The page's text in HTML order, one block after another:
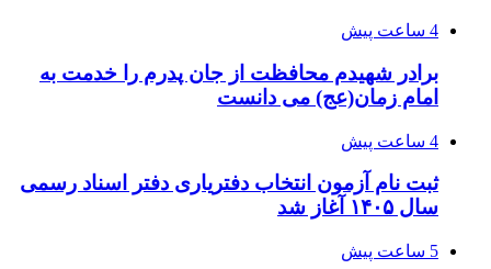
4 ساعت پیش
برادر شهیدم محافظت از جان پدرم را خدمت به
امام زمان(عج) می دانست
4 ساعت پیش
ثبت نام آزمون انتخاب دفتریاری دفتر اسناد رسمی
سال ۱۴۰۵ آغاز شد
5 ساعت پیش